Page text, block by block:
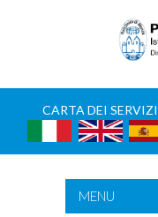
CARTA DEI SERVIZI
MENU
CERCA